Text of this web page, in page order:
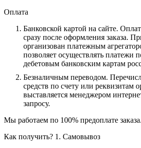
Оплата
Банковской картой на сайте.
сразу после оформления заказа.
организован платежным
позволяет осуществлять платежи
дебетовым банковским картам
Безналичным переводом.
средств по счету или реквизитам
выставляется менеджером
запросу.
Мы работаем по 100% предоплате заказа.
Как получить? 1. Самовывоз